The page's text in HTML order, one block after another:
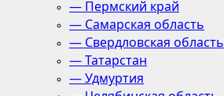
— Пермский край
— Самарская область
— Свердловская область
— Татарстан
— Удмуртия